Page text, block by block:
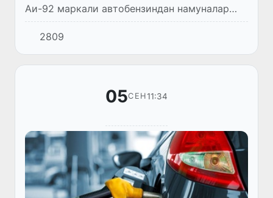
Аи-92 маркали автобензиндан намуналар
олиниб, лабораторияда таҳлил қилинганда
давлат стандарт талабларига мос
келмаслиги (сифатсизлиги) ани...
2809
05СЕН11:34